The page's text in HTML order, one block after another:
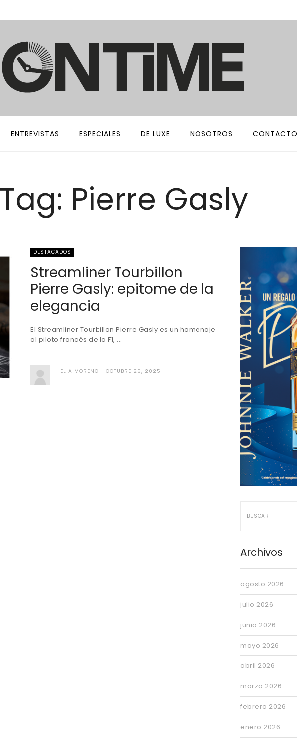
ENTREVISTAS ESPECIALES DE LUXE NOSOTROS CONTACTO
Tag: Pierre Gasly
DESTACADOS
Streamliner Tourbillon
Pierre Gasly: epitome de la
elegancia
El Streamliner Tourbillon Pierre Gasly es un homenaje
al piloto francés de la F1, ...
ELIA MORENO OCTUBRE 29, 2025
Archivos
agosto 2026
julio 2026
junio 2026
mayo 2026
abril 2026
marzo 2026
febrero 2026
enero 2026